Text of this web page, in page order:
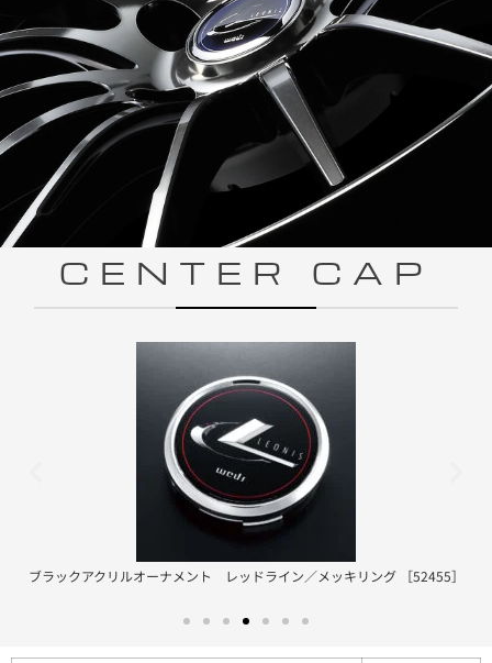
CENTER CAP
ブラックアクリルオーナメント レッドライン／メッキリング ［52455］